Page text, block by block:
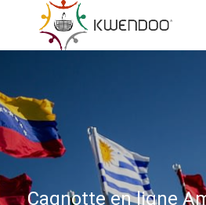
Cagnotte en ligne